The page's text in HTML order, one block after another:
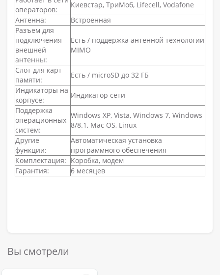
операторов:
Киевстар, ТриМоб, Lifecell, Vodafone
Антенна:
Встроенная
Разъем для
подключения
внешней
антенны:
Есть / поддержка антенной технологии
MIMO
Слот для карт
памяти:
Есть / microSD до 32 ГБ
Индикаторы на
корпусе:
Индикатор сети
Поддержка
операционных
систем:
Windows XP, Vista, Windows 7, Windows
8/8.1, Mac OS, Linux
Другие
функции:
Автоматическая установка
программного обеспечения
Комплектация: Коробка, модем
Гарантия:
6 месяцев
Вы смотрели